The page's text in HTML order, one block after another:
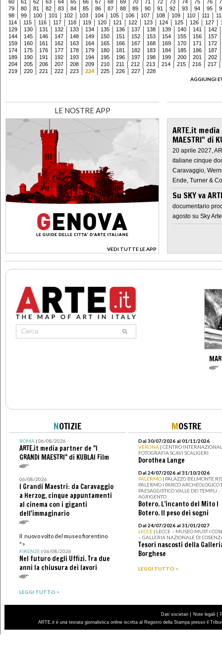
60 61 62 63 64 65 66 67 68 69 70 71 72 73 74 75 76
79
80 81 82 83 84 85 86 87 88 89 90 91 92 93 94 95
98
99 100 101 102 103 104 105 106 107 108 109 110 111
114
115 116 117 118 119 120 121 122 123 124 125 126 127
129
130 131 132 133 134 135 136 137 138 139 140 141
142
144
145 146 147 148 149 150 151 152 153 154 155 156
157
159
160 161 162 163 164 165 166 167 168 169 170 171
172
174
175 176 177 178 179 180 181 182 183 184 185 186
187
189
190 191 192 193 194 195 196 197 198 199 200 201
202
204
205 206 207 208 209 210 211 212 213 214 215 216
217
219
220 221 222 223 224 225 226 227
228
AGGIUNGI
LE NOSTRE APP
VEDI TUTTE LE APP
>
ARTE.it
MAESTRI" di
20 aprile 2027,
italiane cinque
Caravaggio,
Ende, Turner &
Su SKY va
documentario
agosto su Sky Arte
NOTIZIE
ROMA| 06/08/2026
ARTE.it media partner de "I
GRANDI MAESTRI" di KUBLAI Film
06/08/2026
I Grandi Maestri: da Caravaggio
a Herzog, cinque appuntamenti
al cinema con i giganti
dell'immaginario
Il nuovo volto del museo fiorentino
">
FIRENZE| 06/08/2026
Nel futuro degli Uffizi. Tra due
anni la chiusura dei lavori
LEGGI TUTTO >
MOSTRE
Dal 30/07/2026 al 01/11/2026
VERONA | CENTRO
FOTOGRAFIA SCAVI SCALIGERI
Dorothea Lange
Dal 24/07/2026 al 31/10/2026
PALERMO | PALAZZO BELMONTE
PALERMO I PARCO ARCHEOLOGICO
PAESAGGISTICO VALLE DEI TEMPLI -
AGRIGENTO
Botero. L’incanto del Mito I
Botero. Il peso dei sogni
Dal 24/07/2026 al 31/01/2027
LECCE | LECCE – MUSEO MUST I
– GALLERIA NAZIONALE DI
Tesori nascosti della
Borghese
LEGGI TUTTO >
Dati societari | Note legali |
ARTE.it è una testata giornalistica online iscritta al Registro della Stampa presso il